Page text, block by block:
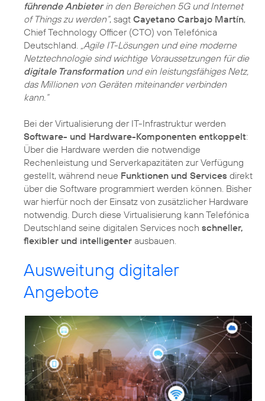
führende Anbieterin den Bereichen 5G und Internet
of Things zu werden“, sagt Cayetano Carbajo Martín,
Chief Technology Officer (CTO) von Telefónica
Deutschland. „Agile IT-Lösungen und eine moderne
Netztechnologie sind wichtige Voraussetzungen für die
digitale Transformationund ein leistungsfähiges Netz,
das Millionen von Geräten miteinander verbinden
kann.“
Bei der Virtualisierung der IT-Infrastruktur werden
Software- und Hardware-Komponenten entkoppelt:
Über die Hardware werden die notwendige
Rechenleistung und Serverkapazitäten zur Verfügung
gestellt, während neue Funktionen und Services direkt
über die Software programmiert werden können. Bisher
war hierfür noch der Einsatz von zusätzlicher Hardware
notwendig. Durch diese Virtualisierung kann Telefónica
Deutschland seine digitalen Services noch schneller,
flexibler und intelligenter ausbauen.
Ausweitung digitaler
Angebote